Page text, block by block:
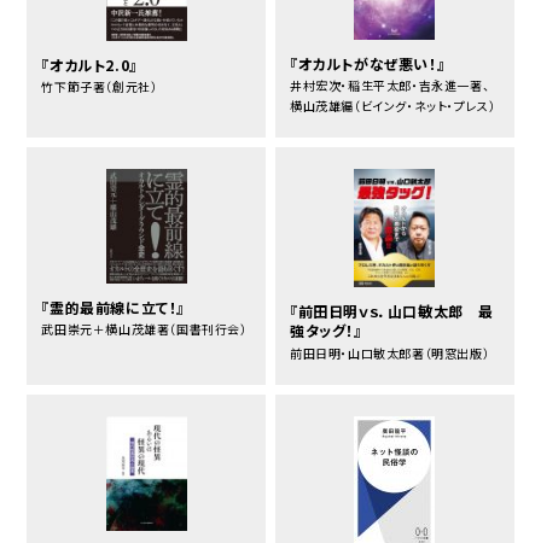
『オカルト2.0』
竹下節子著（創元社）
『オカルトがなぜ悪い！』
井村宏次・稲生平太郎・吉永進一著、
横山茂雄編（ビイング・ネット・プレス）
『霊的最前線に立て！』
武田崇元＋横山茂雄著（国書刊行会）
『前田日明ｖｓ．山口敏太郎 最
強タッグ！』
前田日明・山口敏太郎著（明窓出版）